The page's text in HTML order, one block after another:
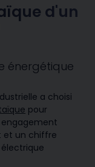
d'un
énergétique
a choisi
pour
et un chiffre